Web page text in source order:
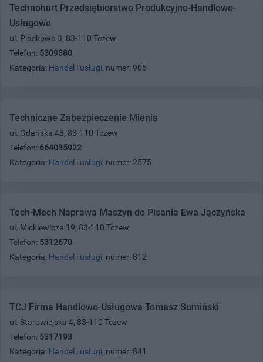
Technohurt Przedsiębiorstwo Produkcyjno-Handlowo-
Usługowe
ul. Piaskowa 3, 83-110 Tczew
Telefon: 5309380
Kategoria: Handel i usługi, numer: 905
Techniczne Zabezpieczenie Mienia
ul. Gdańska 48, 83-110 Tczew
Telefon: 664035922
Kategoria: Handel i usługi, numer: 2575
Tech-Mech Naprawa Maszyn do Pisania Ewa Jączyńska
ul. Mickiewicza 19, 83-110 Tczew
Telefon: 5312670
Kategoria: Handel i usługi, numer: 812
TCJ Firma Handlowo-Usługowa Tomasz Sumiński
ul. Starowiejska 4, 83-110 Tczew
Telefon: 5317193
Kategoria: Handel i usługi, numer: 841